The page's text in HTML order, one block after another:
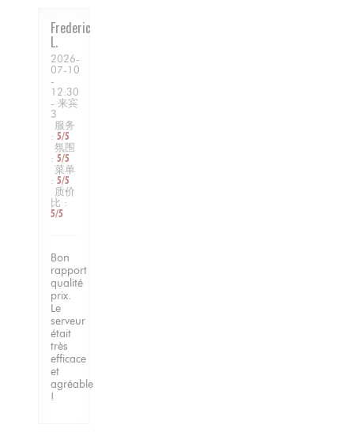
Frederic
L
2026-
07-10
-
12:30
- 来宾
3
服务
: 5/5
氛围
: 5/5
菜单
: 5/5
质价
比 :
5/5
Bon
rapport
qualité
prix.
Le
serveur
était
très
efficace
et
agréable
!